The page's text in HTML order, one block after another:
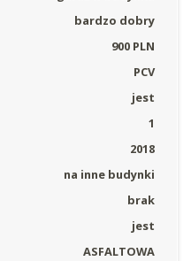
bardzo dobry
900 PLN
PCV
jest
1
2018
na inne budynki
brak
jest
ASFALTOWA